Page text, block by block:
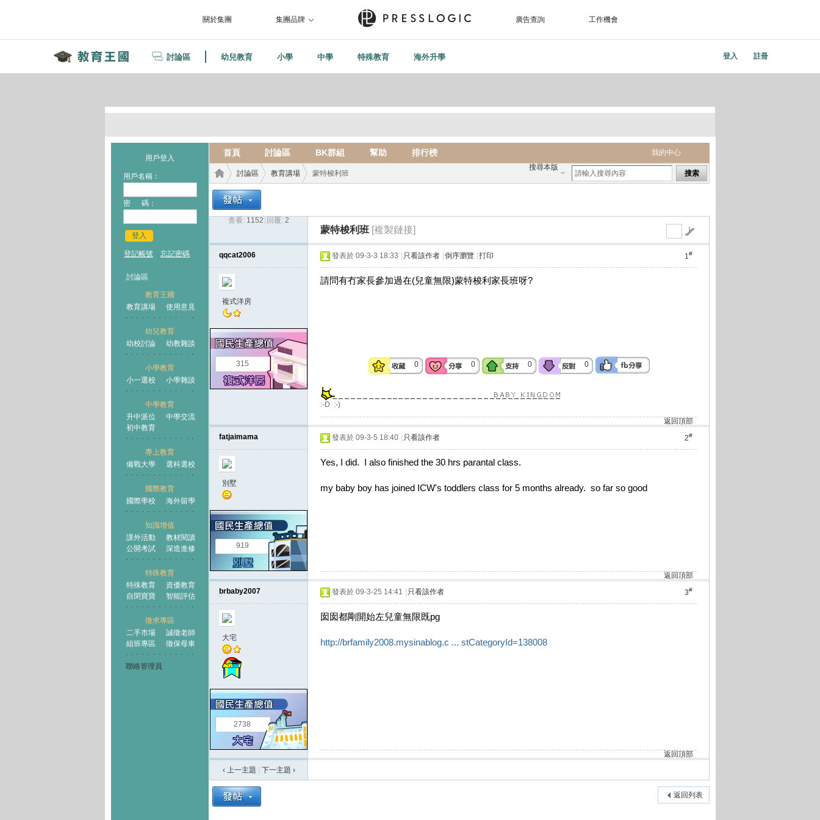
關於集團 集團品牌 廣告查詢 工作機會
討論區 幼兒教育 小學 中學 特殊教育 海外升學 登入 註冊
用戶登入
用戶名稱：
密 碼：
登入
登記帳號 忘記密碼
討論區
教育王國
教育講場
使用意見
幼兒教育
幼校討論
幼教雜談
小學教育
小一選校
小學雜談
中學教育
升中派位
中學交流
初中教育
專上教育
備戰大學
選科選校
國際教育
國際學校
海外留學
知識增值
課外活動
教材閱讀
公開考試
深造進修
特殊教育
特殊教育
資優教育
自閉寶寶
智能評估
徵求專區
二手市場
誠徵老師
組班專區
徵保母車
聯絡管理員
我的中心
首頁 討論區 BK群組 幫助 排行榜
搜尋本版
搜索
王國
討論區
›
教育講場 蒙特梭利班
查看: 1152 回覆: 2
蒙特梭利班 [複製鏈接]
qqcat2006
複式洋房
315
1#
發表於 09-3-3 18:33 只看該作者 倒序瀏覽 打印
請問有冇家長參加過在(兒童無限)蒙特梭利家長班呀?
0 0 0 0
:-D :-)
返回頂部
fatjaimama
別墅
919
2#
發表於 09-3-5 18:40 只看該作者
Yes, I did. I also finished the 30 hrs parantal class.
my baby boy has joined ICW's toddlers class for 5 months already. so far so good
返回頂部
brbaby2007
大宅
2738
3#
發表於 09-3-25 14:41 只看該作者
囡囡都剛開始左兒童無限既pg
http://brfamily2008.mysinablog.c ... stCategoryId=138008
返回頂部
‹ 上一主題
下一主題 ›
返回列表